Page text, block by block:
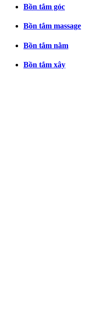
Bồn tắm góc
Bồn tắm massage
Bồn tắm nằm
Bồn tắm xây